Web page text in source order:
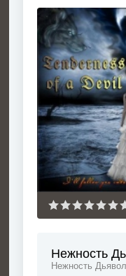
Нежность
Нежность